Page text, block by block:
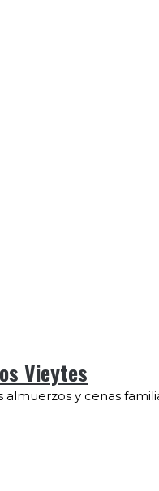
Vieytes
y cenas